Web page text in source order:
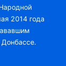
2014 года